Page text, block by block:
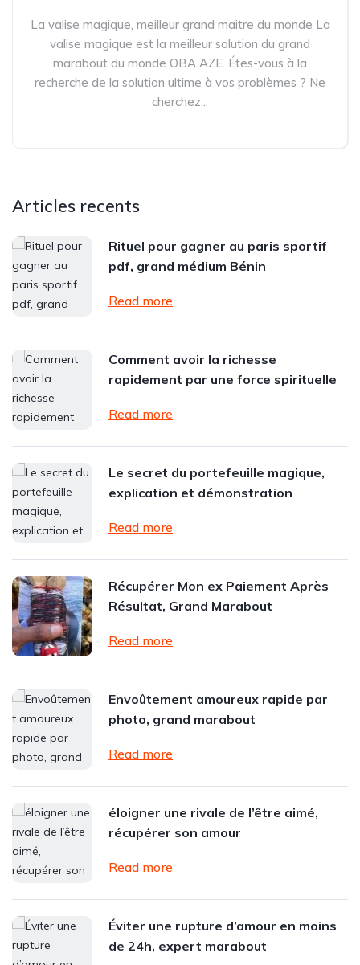
La valise magique, meilleur grand maitre du monde La
valise magique est la meilleur solution du grand
marabout du monde OBA AZE. Étes-vous à la
recherche de la solution ultime à vos problèmes ? Ne
cherchez...
Articles recents
Rituel pour gagner au paris sportif
pdf, grand médium Bénin
Read more
Comment avoir la richesse
rapidement par une force spirituelle
Read more
Le secret du portefeuille magique,
explication et démonstration
Read more
Récupérer Mon ex Paiement Après
Résultat, Grand Marabout
Read more
Envoûtement amoureux rapide par
photo, grand marabout
Read more
éloigner une rivale de l’être aimé,
récupérer son amour
Read more
Éviter une rupture d’amour en moins
de 24h, expert marabout